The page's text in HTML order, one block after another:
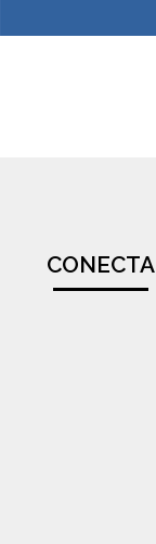
CONECTA